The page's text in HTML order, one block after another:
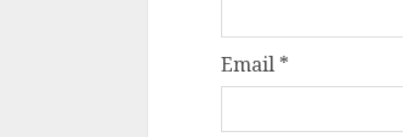
Email *